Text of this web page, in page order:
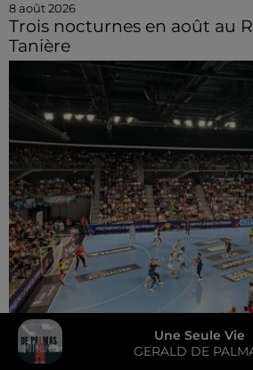
Une Seule Vie
GERALD DE
8 août 2026
Trois nocturnes en août au
Tanière
8 août 2026